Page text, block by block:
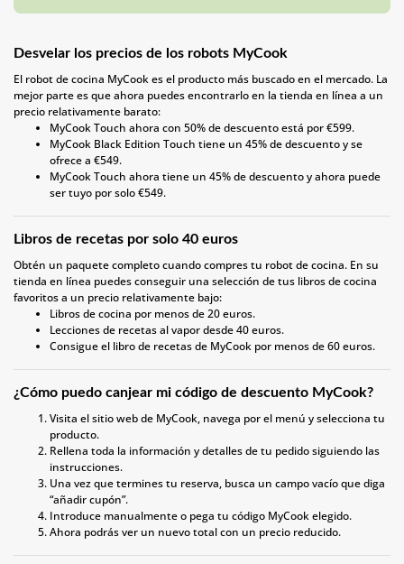
Desvelar los precios de los robots MyCook
El robot de cocina MyCook es el producto más buscado en el mercado. La
mejor parte es que ahora puedes encontrarlo en la tienda en línea a un
precio relativamente barato:
MyCook Touch ahora con 50% de descuento está por €599.
MyCook Black Edition Touch tiene un 45% de descuento y se
ofrece a €549.
MyCook Touch ahora tiene un 45% de descuento y ahora puede
ser tuyo por solo €549.
Libros de recetas por solo 40 euros
Obtén un paquete completo cuando compres tu robot de cocina. En su
tienda en línea puedes conseguir una selección de tus libros de cocina
favoritos a un precio relativamente bajo:
Libros de cocina por menos de 20 euros.
Lecciones de recetas al vapor desde 40 euros.
Consigue el libro de recetas de MyCook por menos de 60 euros.
¿Cómo puedo canjear mi código de descuento MyCook?
Visita el sitio web de MyCook, navega por el menú y selecciona tu
producto.
Rellena toda la información y detalles de tu pedido siguiendo las
instrucciones.
Una vez que termines tu reserva, busca un campo vacío que diga
“añadir cupón”.
Introduce manualmente o pega tu código MyCook elegido.
Ahora podrás ver un nuevo total con un precio reducido.